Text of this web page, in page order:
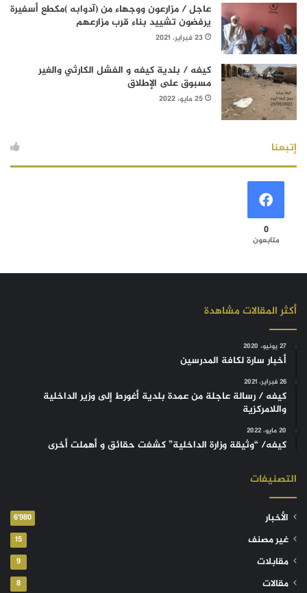
عاجل / مزارعون ووجهاء من (آدوابه )مكطع أسفيرة
يرفضون تشييد بناء قرب مزارعهم
23 فبراير، 2021
كيفه / بلدية كيفه و الفشل الكارثي والغير
مسبوق على الإطلاق
25 مايو، 2022
إتبعنا
0
متابعون
أكثر المقالات مشاهدة
27 يونيو، 2020
أخبار سارة لكافة المدرسين
26 فبراير، 2021
كيفه / رسالة عاجلة من عمدة بلدية أغورط إلى وزير الداخلية
واللامركزية
20 مايو، 2022
كيفه/ “وثيقة وزارة الداخلية” كشفت حقائق و أهملت أخرى
التصنيفات
الأخبار 6٬980
غير مصنف 15
مقابلات 9
مقالات 8